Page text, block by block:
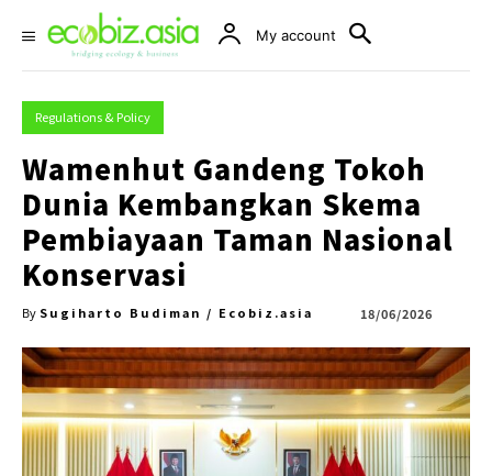
My account
Regulations & Policy
Wamenhut Gandeng Tokoh
Dunia Kembangkan Skema
Pembiayaan Taman Nasional
Konservasi
By Sugiharto Budiman / Ecobiz.asia 18/06/2026